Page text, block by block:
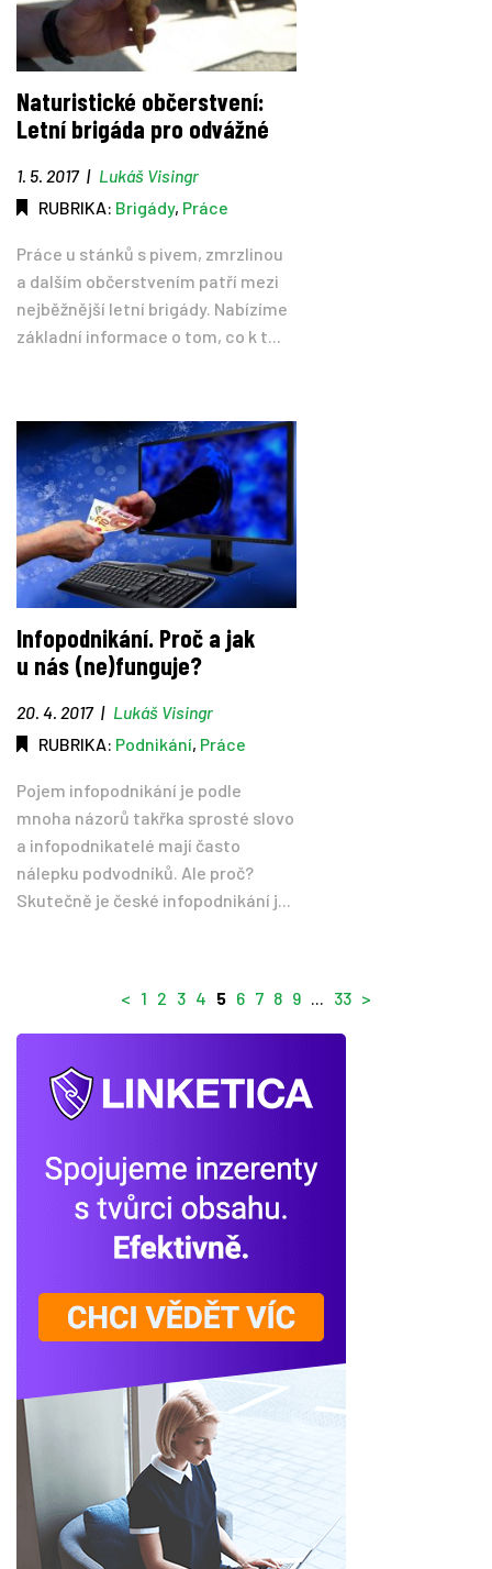
Naturistické občerstvení:
Letní brigáda pro odvážné
1. 5. 2017 | Lukáš Visingr
RUBRIKA: Brigády, Práce
Práce u stánků s pivem, zmrzlinou
a dalším občerstvením patří mezi
nejběžnější letní brigády. Nabízíme
základní informace o tom, co k t...
Infopodnikání. Proč a jak
u nás (ne)funguje?
20. 4. 2017 | Lukáš Visingr
RUBRIKA: Podnikání, Práce
Pojem infopodnikání je podle
mnoha názorů takřka sprosté slovo
a infopodnikatelé mají často
nálepku podvodníků. Ale proč?
Skutečně je české infopodnikání j...
< 1 2 3 4 5 6 7 8 9 ... 33 >